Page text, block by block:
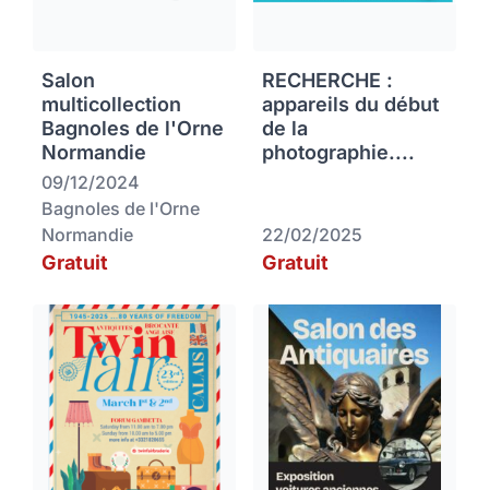
Salon
multicollection
Bagnoles de l'Orne
Normandie
09/12/2024
Bagnoles de l'Orne
Normandie
Gratuit
RECHERCHE :
appareils du début
de la
photographie....
22/02/2025
Gratuit